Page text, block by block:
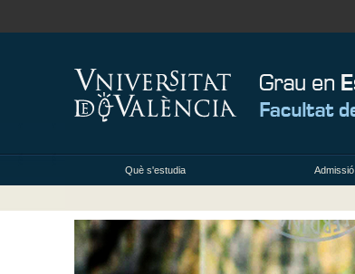
Què s'estudia Admissió